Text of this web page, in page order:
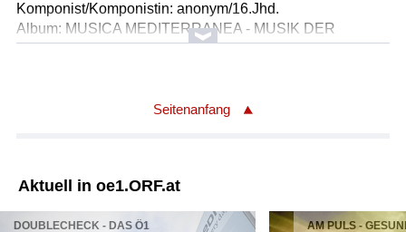
Komponist/Komponistin: anonym/16.Jhd.
Album: MUSICA MEDITERRANEA - MUSIK DER
ITALIEN. & SPANISCHEN RENAISSANCE
Ausführender/Ausführende: Christopher Wilson
Länge: 00:31 min
Label: Chandos CHAN 0562
Seitenanfang
Aktuell in oe1.ORF.at
DOUBLECHECK - DAS Ö1
AM PULS -